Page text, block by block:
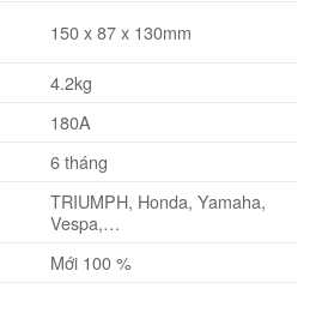
150 x 87 x 130mm
4.2kg
180A
6 tháng
TRIUMPH, Honda, Yamaha,
Vespa,…
Mới 100 %